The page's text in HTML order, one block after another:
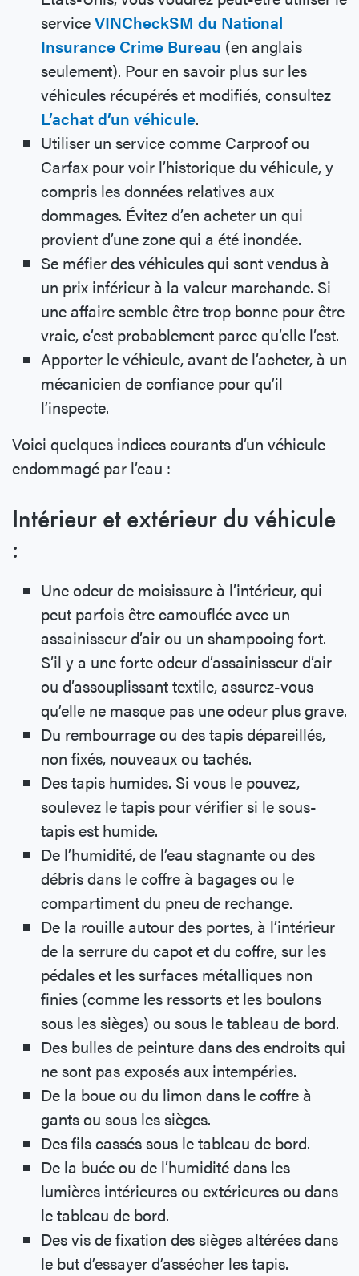
serviceVINCheckSM du National
Insurance Crime Bureau (en anglais
seulement). Pour en savoir plus sur les
véhicules récupérés et modifiés, consultez
L’achat d’un véhicule.
Utiliser un service comme Carproof ou
Carfax pour voir l’historique du véhicule, y
compris les données relatives aux
dommages. Évitez d’en acheter un qui
provient d’une zone qui a été inondée.
Se méfier des véhicules qui sont vendus à
un prix inférieur à la valeur marchande. Si
une affaire semble être trop bonne pour être
vraie, c’est probablement parce qu’elle l’est.
Apporter le véhicule, avant de l’acheter, à un
mécanicien de confiance pour qu’il
l’inspecte.
Voici quelques indices courants d’un véhicule
endommagé par l’eau :
Intérieur et extérieur du véhicule
:
Une odeur de moisissure à l’intérieur, qui
peut parfois être camouflée avec un
assainisseur d’air ou un shampooing fort.
S’il y a une forte odeur d’assainisseur d’air
ou d’assouplissant textile, assurez-vous
qu’elle ne masque pas une odeur plus grave.
Du rembourrage ou des tapis dépareillés,
non fixés, nouveaux ou tachés.
Des tapis humides. Si vous le pouvez,
soulevez le tapis pour vérifier si le sous-
tapis est humide.
De l’humidité, de l’eau stagnante ou des
débris dans le coffre à bagages ou le
compartiment du pneu de rechange.
De la rouille autour des portes, à l’intérieur
de la serrure du capot et du coffre, sur les
pédales et les surfaces métalliques non
finies (comme les ressorts et les boulons
sous les sièges) ou sous le tableau de bord.
Des bulles de peinture dans des endroits qui
ne sont pas exposés aux intempéries.
De la boue ou du limon dans le coffre à
gants ou sous les sièges.
Des fils cassés sous le tableau de bord.
De la buée ou de l’humidité dans les
lumières intérieures ou extérieures ou dans
le tableau de bord.
Des vis de fixation des sièges altérées dans
le but d’essayer d’assécher les tapis.